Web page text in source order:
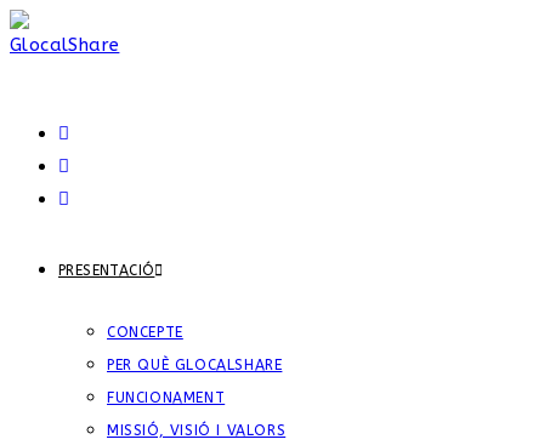
PRESENTACIÓ
CONCEPTE
PER QUÈ GLOCALSHARE
FUNCIONAMENT
MISSIÓ, VISIÓ I VALORS